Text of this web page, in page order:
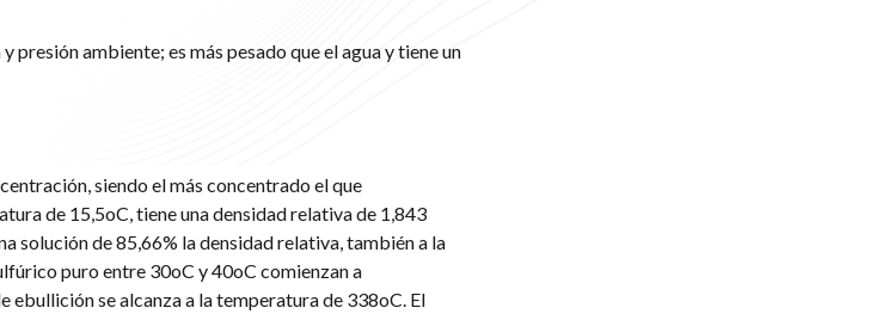
ambiente; es más pesado que el agua y tiene un
siendo el más concentrado el que
de 15,5oC, tiene una densidad relativa de 1,843
solución de 85,66% la densidad relativa, también a la
puro entre 30oC y 40oC comienzan a
se alcanza a la temperatura de 338oC. El